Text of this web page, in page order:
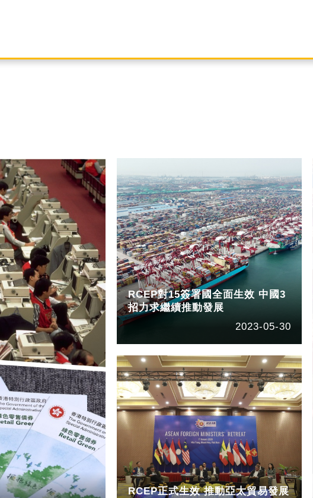
RCEP對15簽署國全面生效 中國3
招力求繼續推動發展
2023-05-30
RCEP正式生效 推動亞太貿易發展